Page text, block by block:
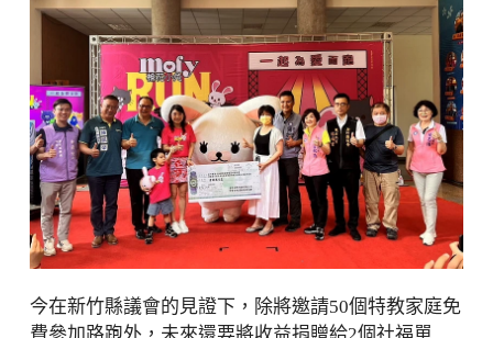
今在新竹縣議會的見證下，除將邀請50個特教家庭免